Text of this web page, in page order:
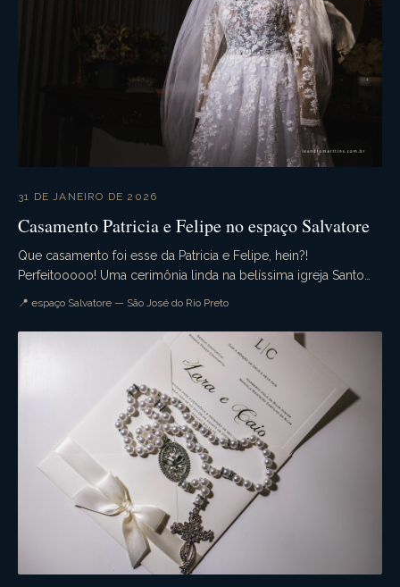
31 DE JANEIRO DE 2026
Casamento Patricia e Felipe no espaço Salvatore
Que casamento foi esse da Patricia e Felipe, hein?!
Perfeitooooo! Uma cerimônia linda na belíssima igreja Santo
📍 espaço Salvatore — São José do Rio Preto